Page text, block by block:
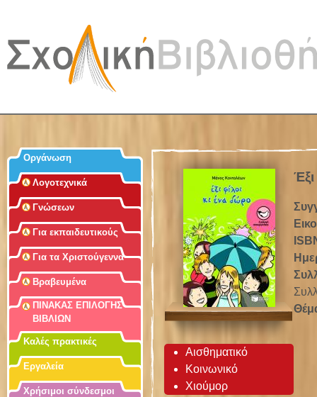
Αισθηματικό
Κοινωνικό
Χιούμορ
Οργάνωση
Λογοτεχνικά
Γνώσεων
Για εκπαιδευτικούς
Για τα Χριστούγεννα
Βραβευμένα
ΠΙΝΑΚΑΣ ΕΠΙΛΟΓΗΣ
ΒΙΒΛΙΩΝ
Καλές πρακτικές
Εργαλεία
Χρήσιμοι σύνδεσμοι